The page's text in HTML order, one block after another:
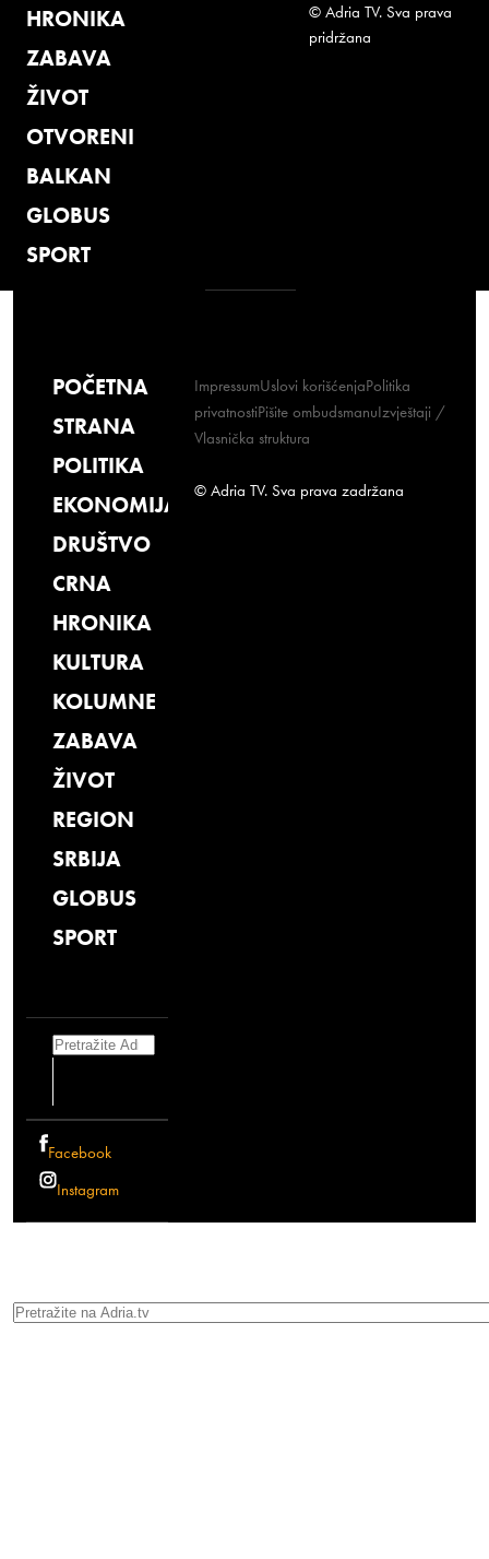
HRONIKA
ZABAVA
ŽIVOT
OTVORENI
BALKAN
GLOBUS
SPORT
© Adria TV. Sva prava
pridržana
POČETNA
STRANA
POLITIKA
EKONOMIJA
DRUŠTVO
CRNA
HRONIKA
KULTURA
KOLUMNE
ZABAVA
ŽIVOT
REGION
SRBIJA
GLOBUS
SPORT
Search
Facebook
Instagram
ImpressumUslovi korišćenjaPolitika
privatnostiPišite ombudsmanuIzvještaji /
Vlasnička struktura
© Adria TV. Sva prava zadržana
Search